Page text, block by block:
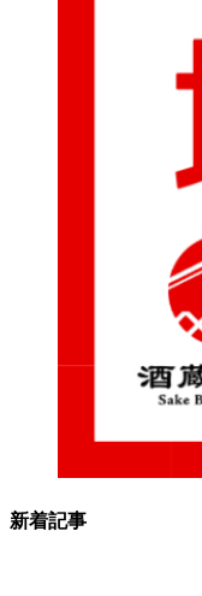
新着記事